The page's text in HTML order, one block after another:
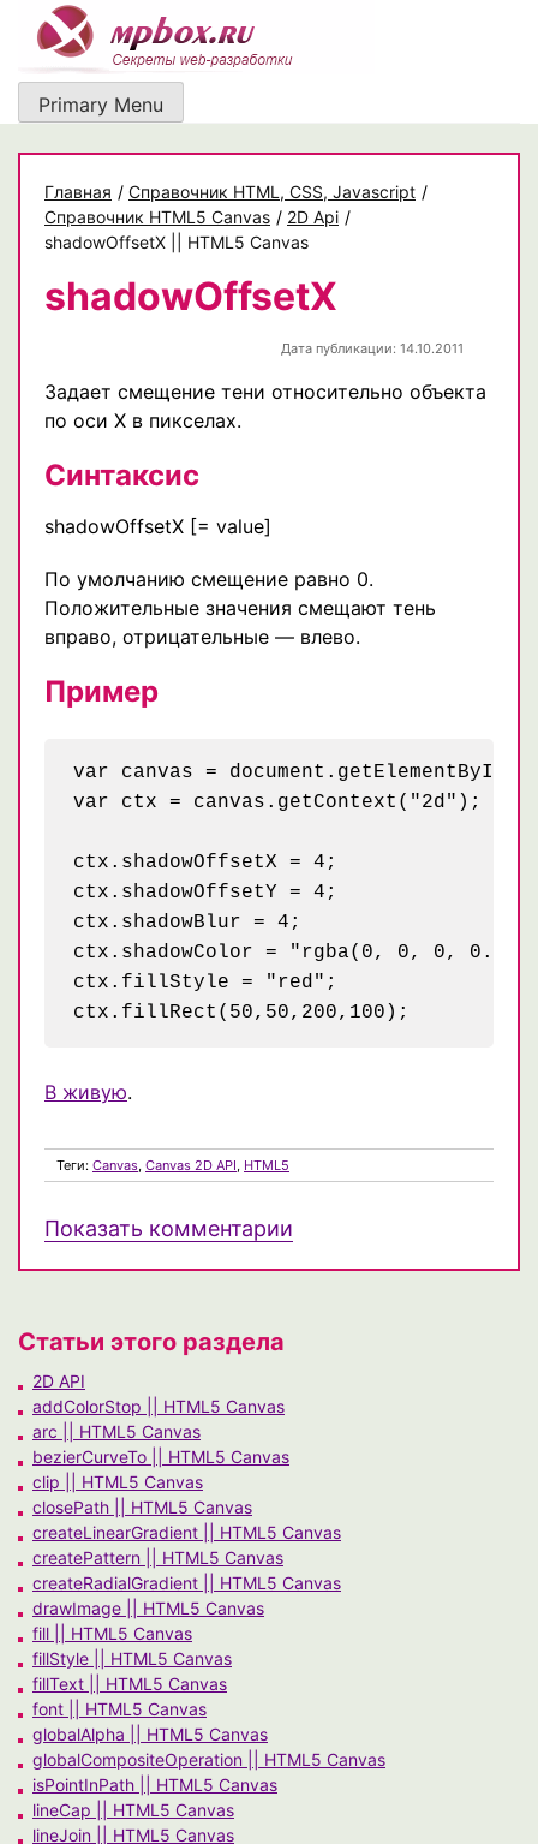
content
Primary Menu
Главная / Cправочник HTML, CSS, Javascript /
Справочник HTML5 Canvas / 2D Api /
shadowOffsetX || HTML5 Canvas
shadowOffsetX
Дата публикации: 14.10.2011
Задает смещение тени относительно объекта
по оси X в пикселах.
Синтаксис
shadowOffsetX [= value]
По умолчанию смещение равно 0.
Положительные значения смещают тень
вправо, отрицательные — влево.
Пример
var canvas =
var ctx = canvas.getContext("2d");
ctx.shadowOffsetX = 4;
ctx.shadowOffsetY = 4;
ctx.shadowBlur = 4;
ctx.shadowColor = "rgba(0, 0, 0,
ctx.fillStyle = "red";
В живую.
Теги: Canvas, Canvas 2D API, HTML5
Показать комментарии
Статьи этого раздела
2D API
addColorStop || HTML5 Canvas
arc || HTML5 Canvas
bezierCurveTo || HTML5 Canvas
clip || HTML5 Canvas
closePath || HTML5 Canvas
createLinearGradient || HTML5 Canvas
createPattern || HTML5 Canvas
createRadialGradient || HTML5 Canvas
drawImage || HTML5 Canvas
fill || HTML5 Canvas
fillStyle || HTML5 Canvas
fillText || HTML5 Canvas
font || HTML5 Canvas
globalAlpha || HTML5 Canvas
globalCompositeOperation || HTML5 Canvas
isPointInPath || HTML5 Canvas
lineCap || HTML5 Canvas
lineJoin || HTML5 Canvas